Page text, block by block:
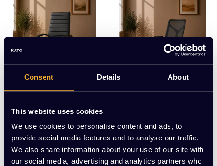
Consent Details About
This website uses cookies
We use cookies to personalise content and ads, to
provide social media features and to analyse our traffic.
We also share information about your use of our site with
our social media, advertising and analytics partners who
Bureaustoel 601PU
EUR 319,00 Excl. btw
EUR 1.315,00 Excl.
(1.591,15 Incl. btw)